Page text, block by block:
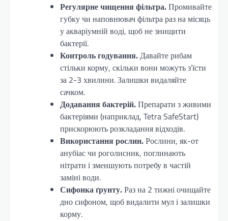
Регулярне чищення фільтра.Промивайте
губку чи наповнювач фільтра раз на місяць
у акваріумній воді, щоб не знищити
бактерії.
Контроль годування.Давайте рибам
стільки корму, скільки вони можуть з’їсти
за 2-3 хвилини. Залишки видаляйте
сачком.
Додавання бактерій.Препарати з живими
бактеріями (наприклад, Tetra SafeStart)
прискорюють розкладання відходів.
Використання рослин.Рослини, як-от
анубіас чи роголисник, поглинають
нітрати і зменшують потребу в частій
заміні води.
Сифонка ґрунту.Раз на 2 тижні очищайте
дно сифоном, щоб видалити мул і залишки
корму.